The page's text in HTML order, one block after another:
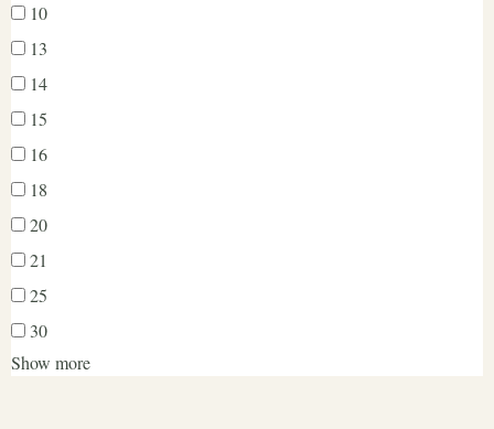
10
13
14
15
16
18
20
21
25
30
Show more